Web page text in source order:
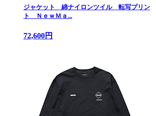
ジャケット 綿ナイロンツイル 転写プリン
ト ＮｅｗＭａ...
72,600円